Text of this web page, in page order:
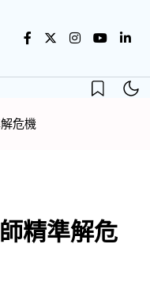
危機
精準解危